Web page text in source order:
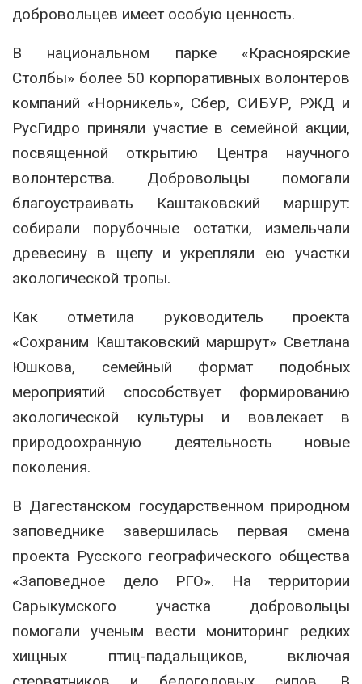
добровольцев имеет особую ценность.
В национальном парке «Красноярские
Столбы» более 50 корпоративных волонтеров
компаний «Норникель», Сбер, СИБУР, РЖД и
РусГидро приняли участие в семейной акции,
посвященной открытию Центра научного
волонтерства. Добровольцы помогали
благоустраивать Каштаковский маршрут:
собирали порубочные остатки, измельчали
древесину в щепу и укрепляли ею участки
экологической тропы.
Как отметила руководитель проекта
«Сохраним Каштаковский маршрут» Светлана
Юшкова, семейный формат подобных
мероприятий способствует формированию
экологической культуры и вовлекает в
природоохранную деятельность новые
поколения.
В Дагестанском государственном природном
заповеднике завершилась первая смена
проекта Русского географического общества
«Заповедное дело РГО». На территории
Сарыкумского участка добровольцы
помогали ученым вести мониторинг редких
хищных птиц-падальщиков, включая